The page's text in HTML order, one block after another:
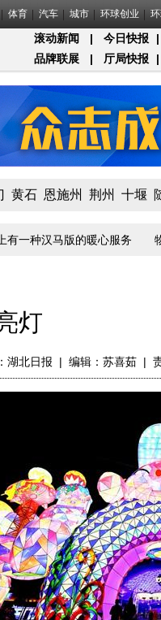
体育 汽车 城市 环球创业
滚动新闻 | 今日快报 |
品牌联展
| 厅局快报 |
黄石 恩施州 荆州 十堰
种汉马版的暖心服务 物业
灯
湖北日报 | 编辑：苏喜茹 |